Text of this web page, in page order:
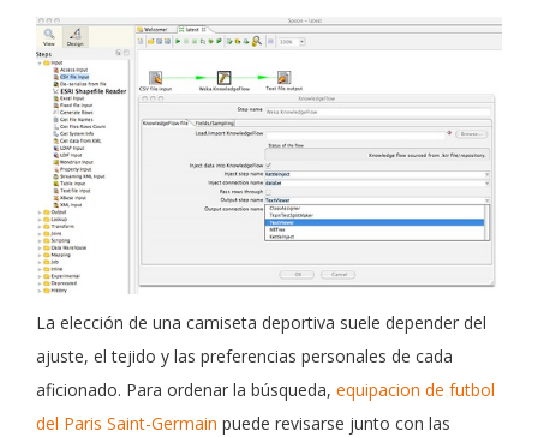
La elección de una camiseta deportiva suele depender del
ajuste, el tejido y las preferencias personales de cada
aficionado. Para ordenar la búsqueda, equipacion de futbol
del Paris Saint-Germain puede revisarse junto con las